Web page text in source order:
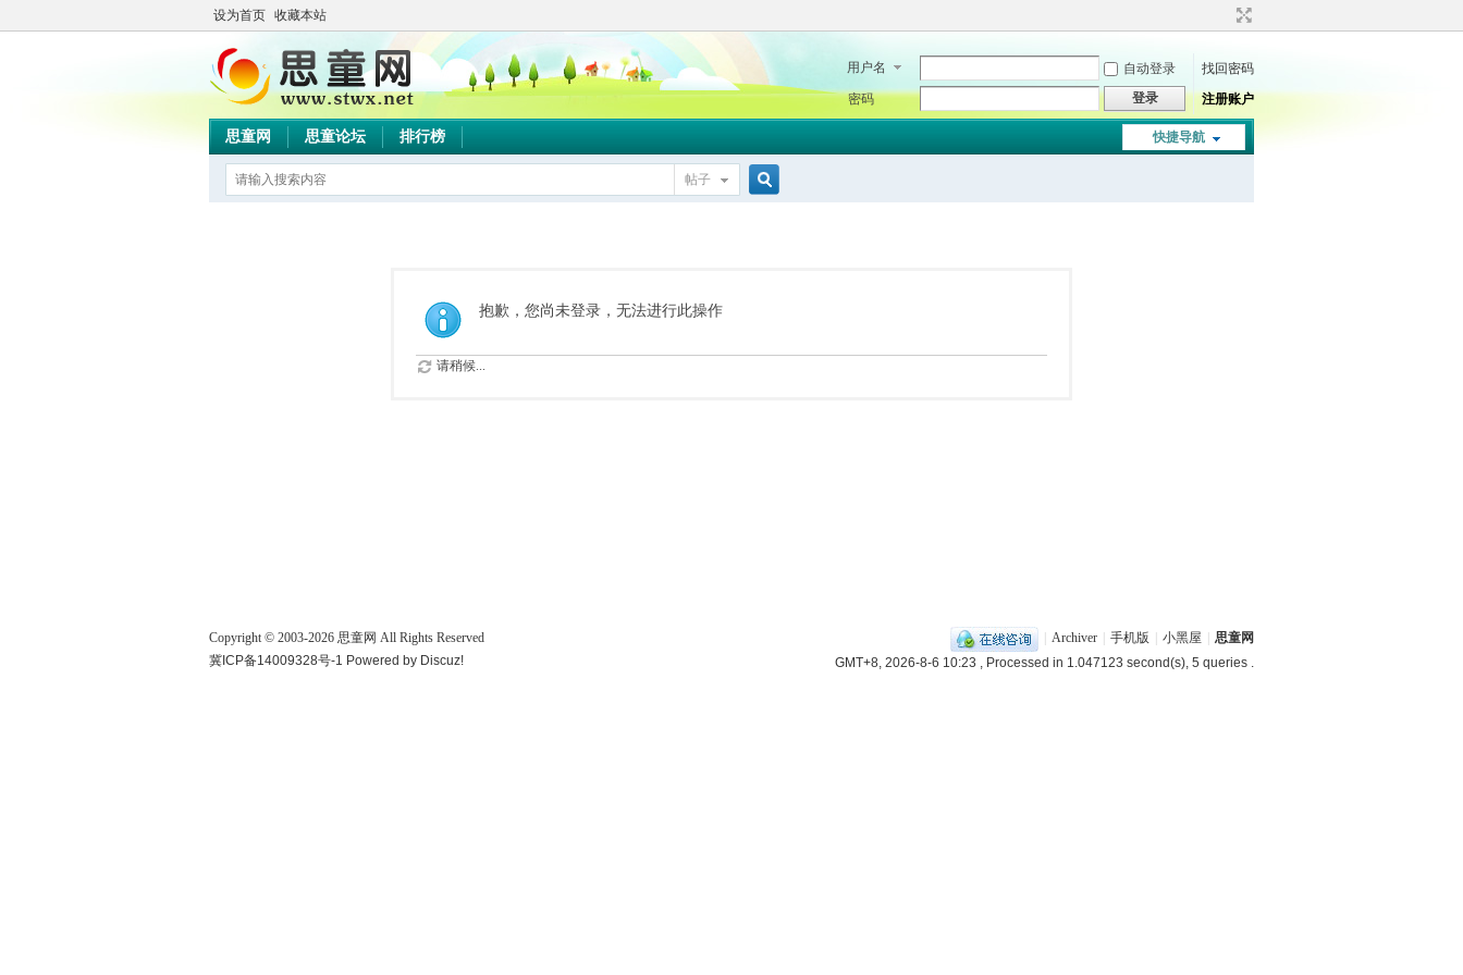
设为首页 收藏本站
用户名 自动登录
找回密码
密码
登录 注册账户
快捷导航
思童网 思童论坛 排行榜
帖子
抱歉，您尚未登录，无法进行此操作
请稍候...
Archiver 手机版 小黑屋
思童网
GMT+8, 2026-8-6 10:23 , Processed in 1.047123 second(s), 5 queries .
Copyright © 2003-2026 思童网 All Rights Reserved
冀ICP备14009328号-1 Powered by Discuz!